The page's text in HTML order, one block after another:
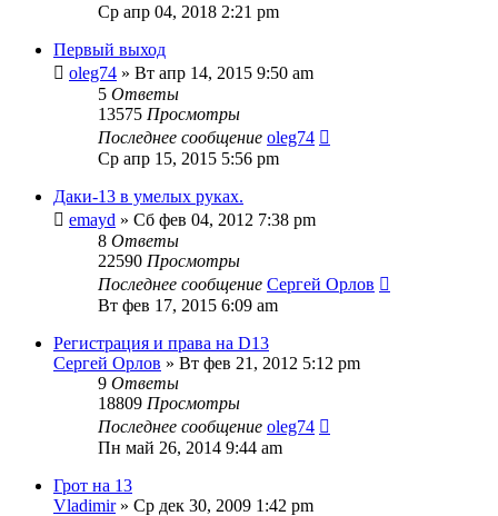
Ср апр 04, 2018 2:21 pm
Первый выход
oleg74 » Вт апр 14, 2015 9:50 am
5 Ответы
13575 Просмотры
Последнее сообщение oleg74
Ср апр 15, 2015 5:56 pm
Даки-13 в умелых руках.
emayd » Сб фев 04, 2012 7:38 pm
8 Ответы
22590 Просмотры
Последнее сообщение Сергей Орлов
Вт фев 17, 2015 6:09 am
Регистрация и права на D13
Сергей Орлов » Вт фев 21, 2012 5:12 pm
9 Ответы
18809 Просмотры
Последнее сообщение oleg74
Пн май 26, 2014 9:44 am
Грот на 13
Vladimir» Ср дек 30, 2009 1:42 pm